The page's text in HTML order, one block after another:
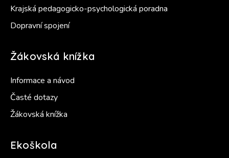
Krajská pedagogicko-psychologická poradna
Dopravní spojení
Žákovská knížka
Informace a návod
Časté dotazy
Žákovská knížka
Ekoškola